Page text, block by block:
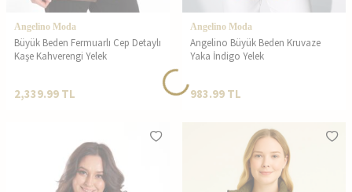
Angelino Moda
Büyük Beden Fermuarlı Cep Detaylı
Kaşe Kahverengi Yelek
2,339.99 TL
Angelino Moda
Angelino Büyük Beden Kruvaze
Yaka İndigo Yelek
983.99 TL